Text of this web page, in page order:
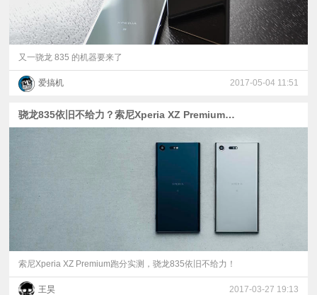
又一骁龙 835 的机器要来了
爱搞机 2017-05-04 11:51
骁龙835依旧不给力？索尼Xperia XZ Premium首发跑分实测
索尼Xperia XZ Premium跑分实测，骁龙835依旧不给力！
王昊 2017-03-27 19:13